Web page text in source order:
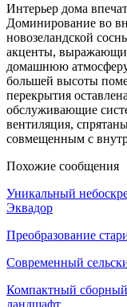
Интерьер дома
Доминирование во
новозеландской
акценты,
домашнюю
большей высоты
перекрытия
обслуживающие
вентиляция,
совмещенным с
Похожие сообщения
Уникальный
Эквадор
Преобразование
Современный
Компактный
ландшафт